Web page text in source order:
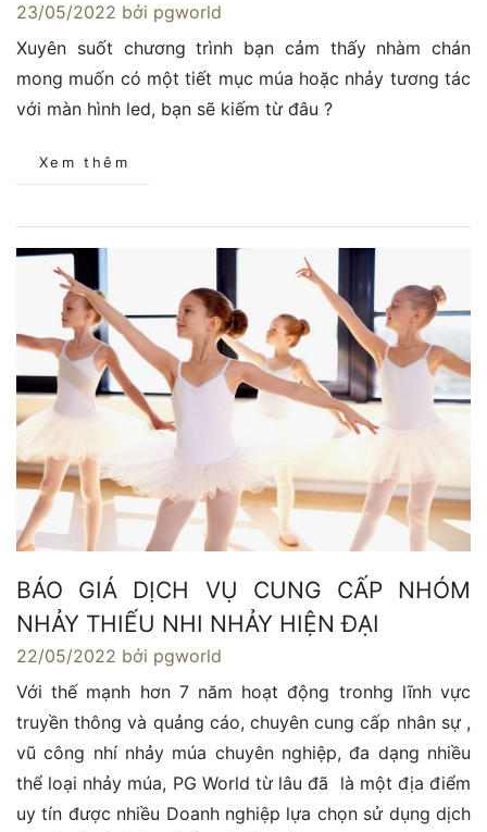
23/05/2022 bởi pgworld
Xuyên suốt chương trình bạn cảm thấy nhàm chán
mong muốn có một tiết mục múa hoặc nhảy tương tác
với màn hình led, bạn sẽ kiếm từ đâu ?
Xem thêm
BÁO GIÁ DỊCH VỤ CUNG CẤP NHÓM
NHẢY THIẾU NHI NHẢY HIỆN ĐẠI
22/05/2022 bởi pgworld
Với thế mạnh hơn 7 năm hoạt động tronhg lĩnh vực
truyền thông và quảng cáo, chuyên cung cấp nhân sự ,
vũ công nhí nhảy múa chuyên nghiệp, đa dạng nhiều
thể loại nhảy múa, PG World từ lâu đã là một địa điểm
uy tín được nhiều Doanh nghiệp lựa chọn sử dụng dịch